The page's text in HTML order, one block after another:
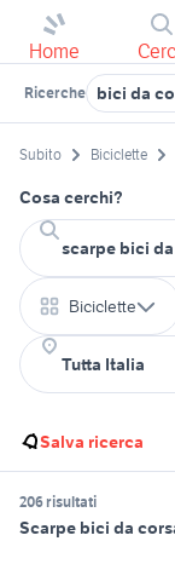
Home
Ricerche bici da
Subito Biciclette
Cosa cerchi?
Biciclette
Salva ricerca
206 risultati
Scarpe bici da